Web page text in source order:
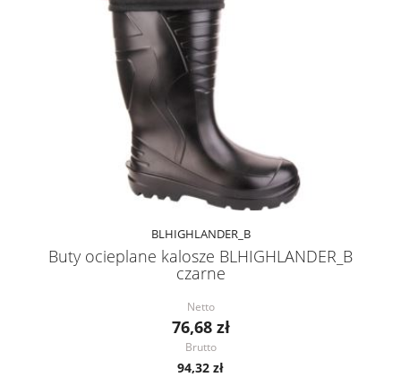
BLHIGHLANDER_B
Buty ocieplane kalosze BLHIGHLANDER_B
czarne
Netto
76,68 zł
Brutto
94,32 zł